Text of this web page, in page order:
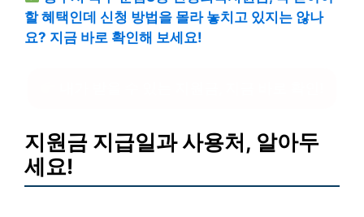
할 혜택인데 신청 방법을 몰라 놓치고 있지는 않나
요? 지금 바로 확인해 보세요!
지원금 지급일과 사용처, 알아두
세요!